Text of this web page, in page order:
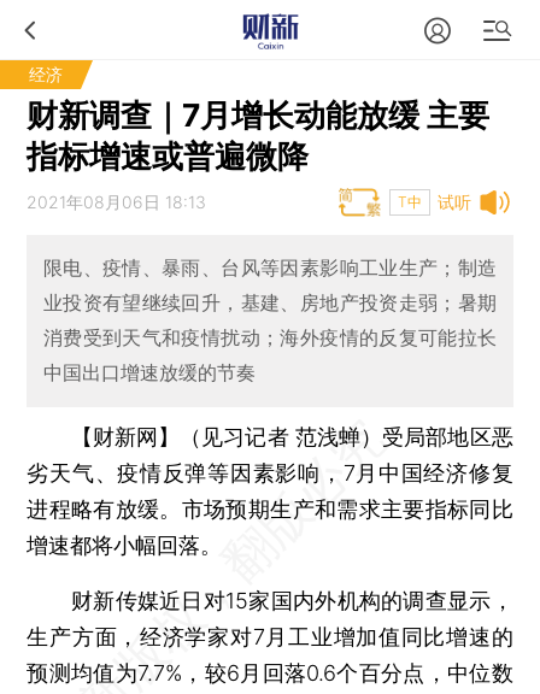
经济
财新调查｜7月增长动能放缓 主要
指标增速或普遍微降
试听
2021年08月06日 18:13 T中
限电、疫情、暴雨、台风等因素影响工业生产；制造
业投资有望继续回升，基建、房地产投资走弱；暑期
消费受到天气和疫情扰动；海外疫情的反复可能拉长
中国出口增速放缓的节奏
【财新网】（见习记者 范浅蝉） 受局部地区恶
劣天气、疫情反弹等因素影响，7月中国经济修复
进程略有放缓。市场预期生产和需求主要指标同比
增速都将小幅回落。
财新传媒近日对15家国内外机构的调查显示，
生产方面，经济学家对7月工业增加值同比增速的
预测均值为7.7%，较6月回落0.6个百分点，中位数